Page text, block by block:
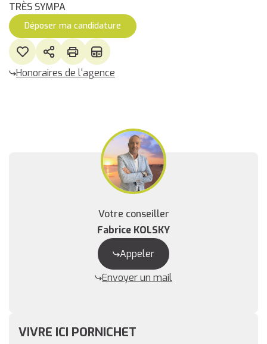
TRÈS SYMPA
Déposer ma candidature
Honoraires de l'agence
Votre conseiller
Fabrice KOLSKY
Appeler
Envoyer un mail
VIVRE ICI PORNICHET